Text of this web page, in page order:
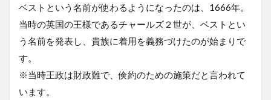
ベストという名前が使わるようになったのは、1666年。
当時の英国の王様であるチャールズ２世が、ベストとい
う名前を発表し、貴族に着用を義務づけたのが始まりで
す。
※当時王政は財政難で、倹約のための施策だと言われて
います。